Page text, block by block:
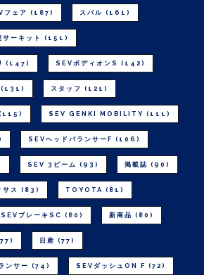
フェア (187) スバル (161)
サーキット (151)
(147) SEVボディオンS (142)
(131) スタッフ (121)
SEV GENKI MOBILITY (111)
SEVヘッドバランサーF (106)
SEV 3ビーム (93) 掲載誌 (90)
サス (83) TOYOTA (81)
SEVブレーキSC (80) 新商品 (80)
日産 (77)
ンサー (74) SEVダッシュON F (72)